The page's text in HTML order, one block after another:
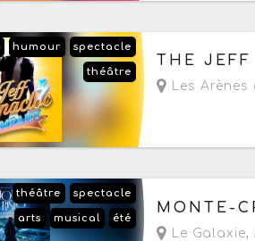
spectacle
humour
théâtre
Le vendredi
THE
Les
spectacle
théâtre
été
musical
arts
Du vendredi
- Prochaine
MONTE-
Le Galaxie,